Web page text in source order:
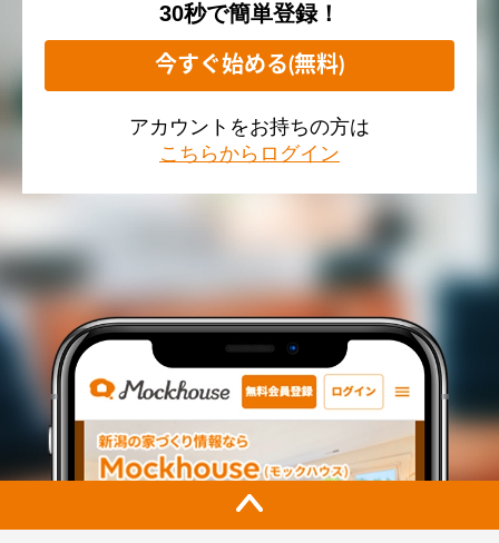
30秒で簡単登録！
今すぐ始める(無料)
アカウントをお持ちの方は
こちらからログイン